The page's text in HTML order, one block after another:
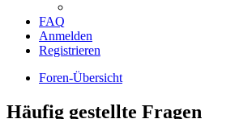
FAQ
Anmelden
Registrieren
Foren-Übersicht
Häufig gestellte Fragen